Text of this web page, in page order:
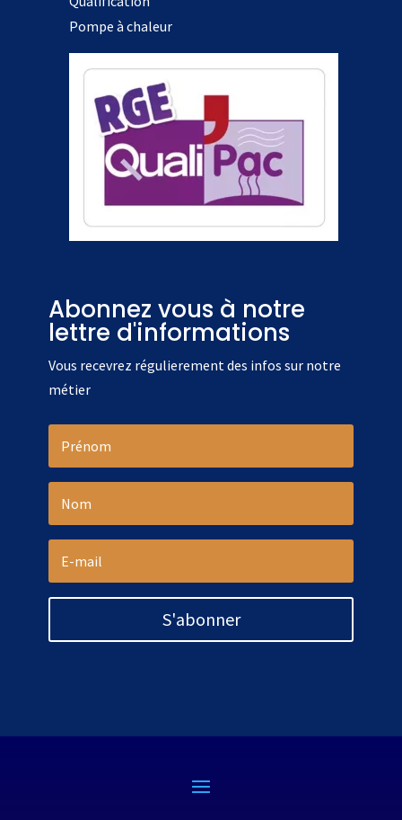
Pompe à chaleur
Abonnez vous à notre
lettre d'informations
Vous recevrez régulierement des infos sur notre
métier
S'abonner